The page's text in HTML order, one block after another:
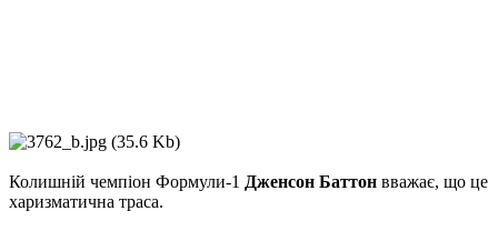
Колишній чемпіон Формули-1 Дженсон Баттон вважає, що це
харизматична траса.